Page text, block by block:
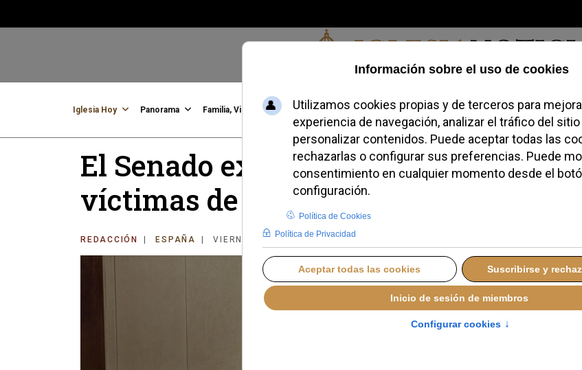
Viernes, 07 de agosto de 2026
Iglesia Hoy Panorama Familia, Vida, Identidad Credofobiómetro Blogs Temas Buscar #JovenesConFe
El Senado exige eximir del IRPF a las
víctimas de los abusos del clero
REDACCIÓN ESPAÑA VIERNES, 05 DICIEMBRE 2025 08:15